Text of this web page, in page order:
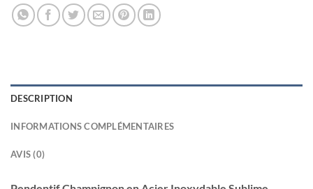
DESCRIPTION
INFORMATIONS COMPLÉMENTAIRES
AVIS (0)